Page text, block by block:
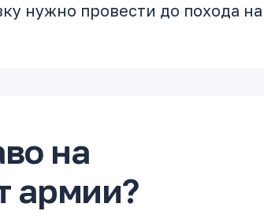
нужно провести до похода на
на
армии?